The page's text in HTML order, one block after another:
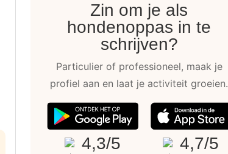
Zin om je als
hondenoppas in te
schrijven?
Particulier of professioneel, maak je
profiel aan en laat je activiteit groeien.
4,3/5 4,7/5